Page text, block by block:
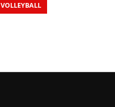
VOLLEYBALL